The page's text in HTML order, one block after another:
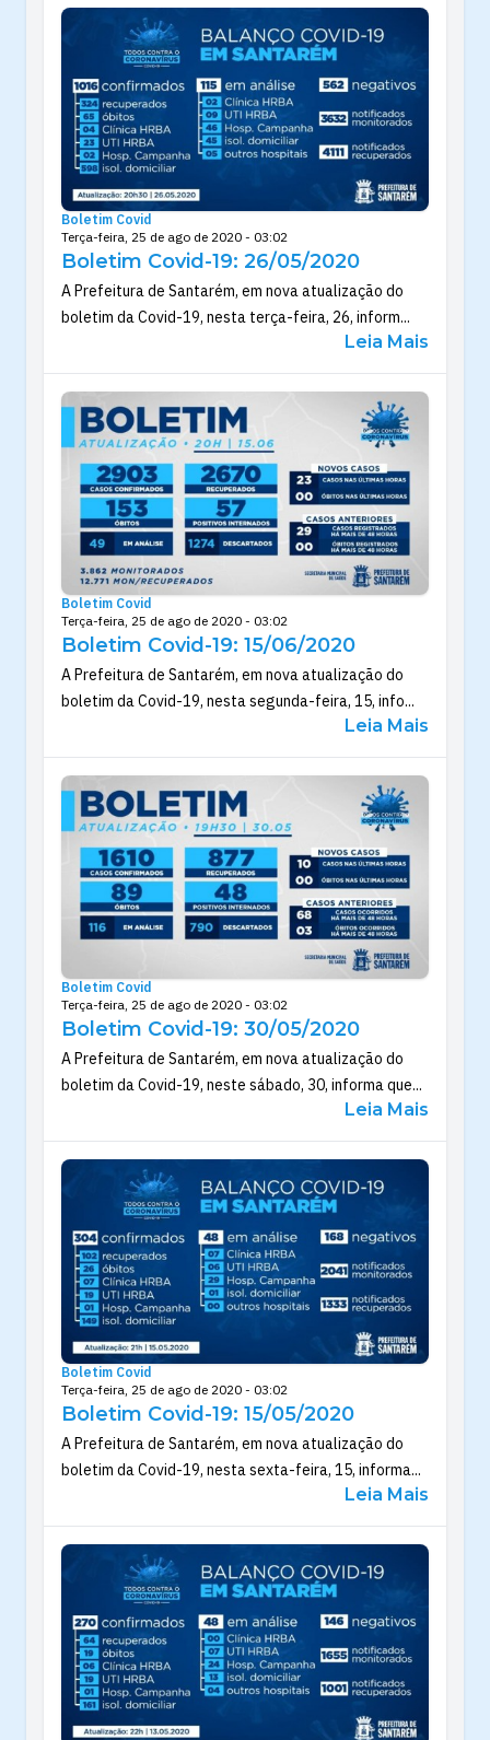
Boletim Covid
Terça-feira, 25 de ago de 2020 - 03:02
Boletim Covid-19: 26/05/2020
A Prefeitura de Santarém, em nova atualização do
boletim da Covid-19, nesta terça-feira, 26, inform...
Leia Mais
Boletim Covid
Terça-feira, 25 de ago de 2020 - 03:02
Boletim Covid-19: 15/06/2020
A Prefeitura de Santarém, em nova atualização do
boletim da Covid-19, nesta segunda-feira, 15, info...
Leia Mais
Boletim Covid
Terça-feira, 25 de ago de 2020 - 03:02
Boletim Covid-19: 30/05/2020
A Prefeitura de Santarém, em nova atualização do
boletim da Covid-19, neste sábado, 30, informa que...
Leia Mais
Boletim Covid
Terça-feira, 25 de ago de 2020 - 03:02
Boletim Covid-19: 15/05/2020
A Prefeitura de Santarém, em nova atualização do
boletim da Covid-19, nesta sexta-feira, 15, informa...
Leia Mais